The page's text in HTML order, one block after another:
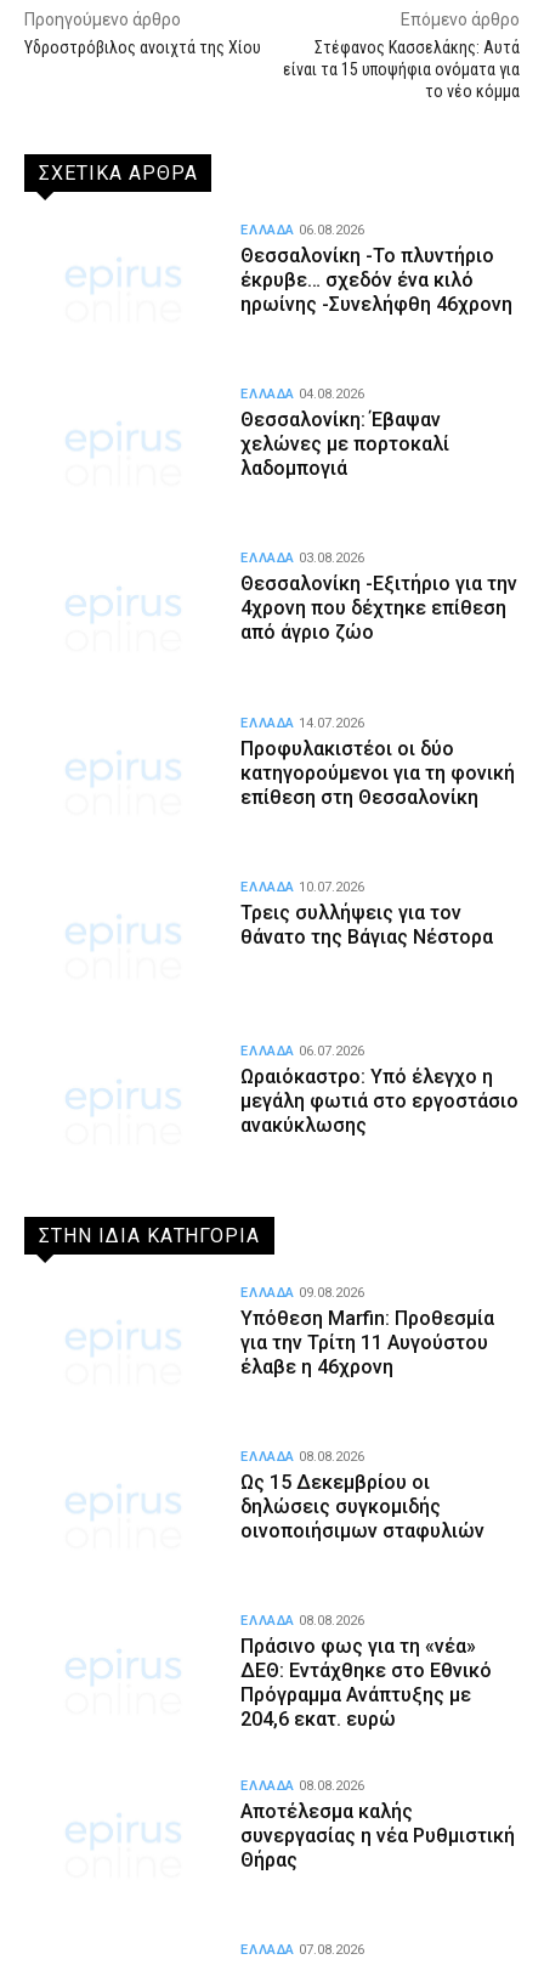
Προηγούμενο άρθρο
Υδροστρόβιλος ανοιχτά της Χίου
Επόμενο άρθρο
Στέφανος Κασσελάκης: Αυτά
είναι τα 15 υποψήφια ονόματα για
το νέο κόμμα
ΣΧΕΤΙΚΑ ΑΡΘΡΑ
Θεσσαλονίκη -Το πλυντήριο
έκρυβε… σχεδόν ένα κιλό
ηρωίνης -Συνελήφθη 46χρονη
ΕΛΛΑΔΑ 06.08.2026
Θεσσαλονίκη: Έβαψαν
χελώνες με πορτοκαλί
λαδομπογιά
ΕΛΛΑΔΑ 04.08.2026
Θεσσαλονίκη -Εξιτήριο για την
4χρονη που δέχτηκε επίθεση
από άγριο ζώο
ΕΛΛΑΔΑ 03.08.2026
Προφυλακιστέοι οι δύο
κατηγορούμενοι για τη φονική
επίθεση στη Θεσσαλονίκη
ΕΛΛΑΔΑ 14.07.2026
Τρεις συλλήψεις για τον
θάνατο της Βάγιας Νέστορα
ΕΛΛΑΔΑ 10.07.2026
Ωραιόκαστρο: Υπό έλεγχο η
μεγάλη φωτιά στο εργοστάσιο
ανακύκλωσης
ΕΛΛΑΔΑ 06.07.2026
ΣΤΗΝ ΙΔΙΑ ΚΑΤΗΓΟΡΙΑ
Υπόθεση Marfin: Προθεσμία
για την Τρίτη 11 Αυγούστου
έλαβε η 46χρονη
ΕΛΛΑΔΑ 09.08.2026
Ως 15 Δεκεμβρίου οι
δηλώσεις συγκομιδής
οινοποιήσιμων σταφυλιών
ΕΛΛΑΔΑ 08.08.2026
Πράσινο φως για τη «νέα»
ΔΕΘ: Εντάχθηκε στο Εθνικό
Πρόγραμμα Ανάπτυξης με
204,6 εκατ. ευρώ
ΕΛΛΑΔΑ 08.08.2026
Αποτέλεσμα καλής
συνεργασίας η νέα Ρυθμιστική
Θήρας
ΕΛΛΑΔΑ 08.08.2026
ΕΛΛΑΔΑ 07.08.2026